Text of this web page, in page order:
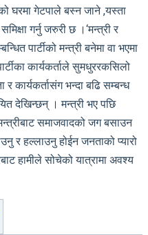
घरमा गेटपाले बस्न जाने ,यस्ता
गर्नु जरुरी छ ।‘मन्त्री र
पार्टीको मन्त्री बनेमा वा भएमा
कार्यकर्ताले सुमधुररकसिलो
कार्यकर्तासंग भन्दा बढि सम्बन्ध
देखिन्छन् । मन्त्री भए पछि
समाजवादको जग बसाउन
र हल्लाउनु होईन जनताको प्यारो
हामीले सोचेको यात्रामा अवश्य